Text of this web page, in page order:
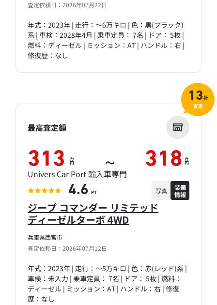
査定依頼日：2026年07月22日
年式：2023年 | 走行：～6万キロ | 色：黒(ブラック)
系 | 車検：2028年4月 | 乗車定員： 7名 | ドア： 5枚 |
燃料：ディーゼル | ミッション：AT | ハンドル：右 |
修復歴：なし
兵庫県西宮市
査定依頼日：2026年07月12日
ジープ コマンダー リミテッド
ディーゼルターボ 4WD
年式：2023年 | 走行：～5万キロ | 色：赤(レッド)系 |
車検：未入力 | 乗車定員： 7名 | ドア： 5枚 | 燃料：
ディーゼル | ミッション：AT | ハンドル：右 | 修復
歴：なし
最高査定額
313 万
円 ～ 318 万
円
Univers Car Port 輸入車専門
4.6 PT 写真
装備
情報
13社
査定